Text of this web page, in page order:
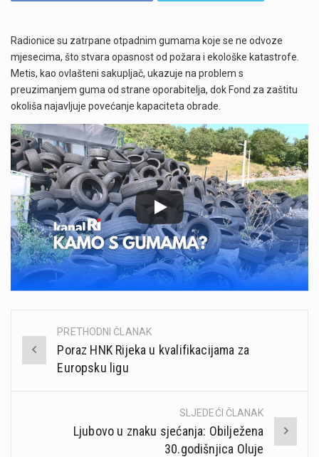
Radionice su zatrpane otpadnim gumama koje se ne odvoze
mjesecima, što stvara opasnost od požara i ekološke katastrofe.
Metis, kao ovlašteni sakupljač, ukazuje na problem s
preuzimanjem guma od strane oporabitelja, dok Fond za zaštitu
okoliša najavljuje povećanje kapaciteta obrade.
Post
navigation
PRETHODNI ČLANAK
Poraz HNK Rijeka u kvalifikacijama za
Europsku ligu
SLJEDEĆI ČLANAK
Ljubovo u znaku sjećanja: Obilježena
30.godišnjica Oluje